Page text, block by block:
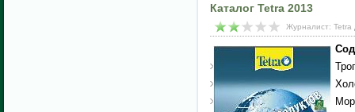
Каталог Tetra 2013
Журналист: